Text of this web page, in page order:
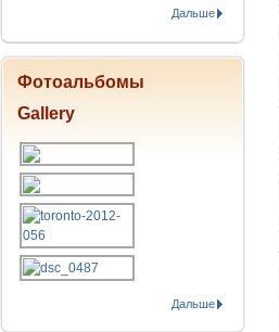
Дальше
Фотоальбомы
Gallery
Дальше